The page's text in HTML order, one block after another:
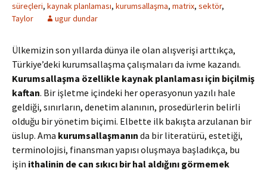
süreçleri, kaynak planlaması, kurumsallaşma, matrix, sektör,
Taylor
ugur dundar
Ülkemizin son yıllarda dünya ile olan alışverişi arttıkça,
Türkiye’deki kurumsallaşma çalışmaları da ivme kazandı.
Kurumsallaşma özellikle kaynak planlaması için biçilmiş
kaftan. Bir işletme içindeki her operasyonun yazılı hale
geldiği, sınırların, denetim alanının, prosedürlerin belirli
olduğu bir yönetim biçimi. Elbette ilk bakışta arzulanan bir
üslup. Ama kurumsallaşmanın da bir literatürü, estetiği,
terminolojisi, finansman yapısı oluşmaya başladıkça, bu
işin ithalinin de can sıkıcı bir hal aldığını görmemek